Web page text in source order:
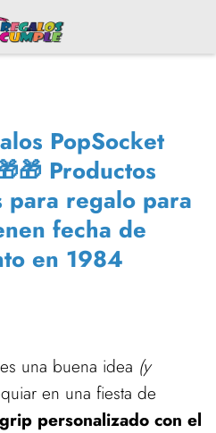
PopSocket
Productos
para regalo para
fecha de
en 1984
una buena idea (y
en una fiesta de
personalizado con el